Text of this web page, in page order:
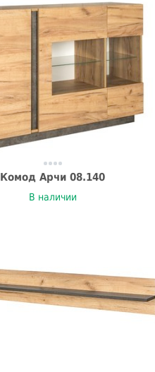
Комод Арчи 08.140
В наличии